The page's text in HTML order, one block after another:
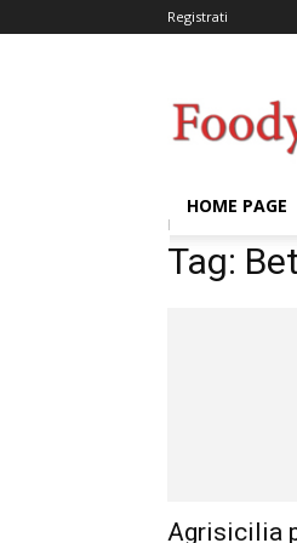
Registrati
HOME PAGE
Home
Tag:
Agrisicilia